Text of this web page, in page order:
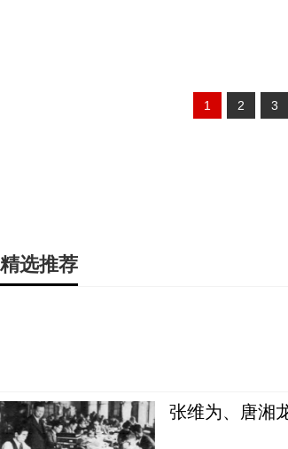
1 2 3
精选推荐
张维为、唐湘